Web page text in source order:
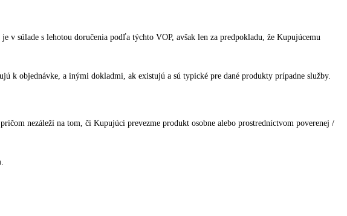
súlade s lehotou doručenia podľa týchto VOP, avšak len za predpokladu, že Kupujúcemu
k objednávke, a inými dokladmi, ak existujú a sú typické pre dané produkty prípadne služby.
nezáleží na tom, či Kupujúci prevezme produkt osobne alebo prostredníctvom poverenej /